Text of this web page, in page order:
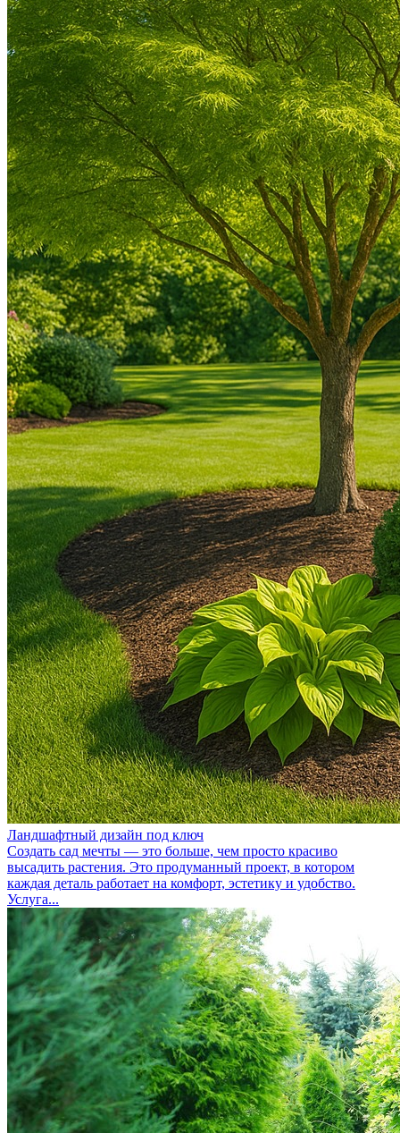
Ландшафтный дизайн под ключ
Создать сад мечты — это больше, чем просто красиво
высадить растения. Это продуманный проект, в котором
каждая деталь работает на комфорт, эстетику и удобство.
Услуга...